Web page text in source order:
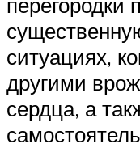
ситуациях,
другими
сердца, а